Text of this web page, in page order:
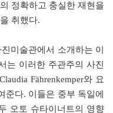
정확하고 충실한 재현을
취했다.
미술관에서 소개하는 이
는 이러한 주관주의 사진
Fährenkemper와 요
준다. 이들은 중부 독일에
오토 슈타이너트의 영향